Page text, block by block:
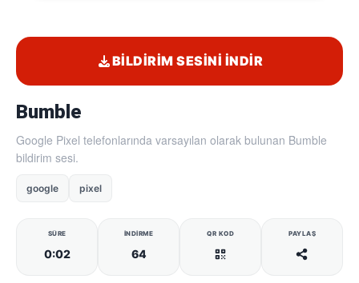
Bumble
Google Pixel telefonlarında varsayılan olarak bulunan Bumble
bildirim sesi.
google pixel
SÜRE
0:02
İNDIRME
64
QR KOD PAYLAŞ
BILDIRIM SESINI İNDIR